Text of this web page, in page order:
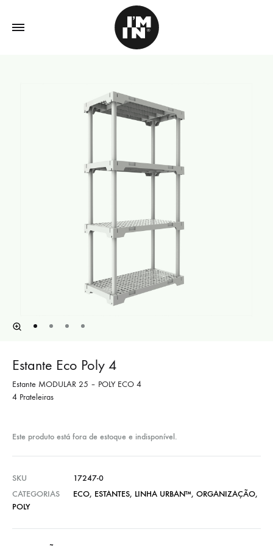
Estante Eco Poly 4
Estante MODULAR 25 – POLY ECO 4
4 Prateleiras
Este produto está fora de estoque e indisponível.
SKU
17247-0
CATEGORIAS
ECO, ESTANTES, LINHA URBAN™, ORGANIZAÇÃO,
POLY